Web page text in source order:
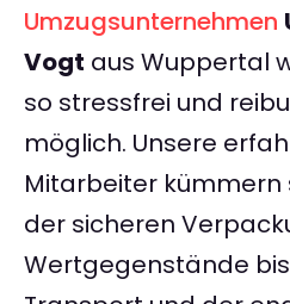
Umzugsunternehmen
Vogt aus Wuppertal
so stressfrei und
möglich. Unsere
Mitarbeiter kümmern
der sicheren
Wertgegenstände